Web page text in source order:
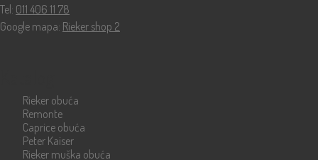
Tel: 011 406 11 78
Google mapa: Rieker shop 2
Rieker obuća
Remonte
Caprice obuća
Peter Kaiser
Rieker muška obuća